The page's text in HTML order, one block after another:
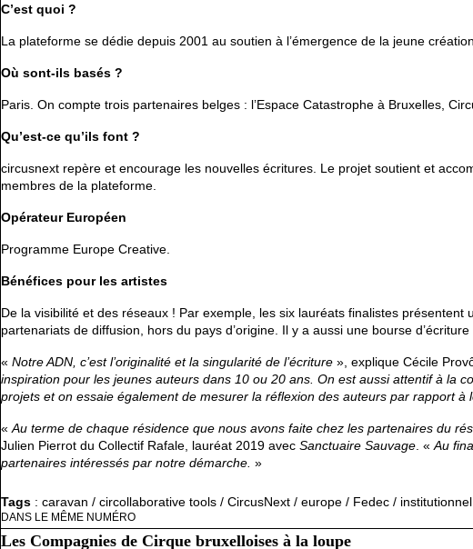
C’est quoi ?
La plateforme se dédie depuis 2001 au soutien à l’émergence de la jeune
Où sont-ils basés ?
Paris. On compte trois partenaires belges : l’Espace Catastrophe à Bruxelles,
Qu’est-ce qu’ils font ?
circusnext repère et encourage les nouvelles écritures. Le projet soutient et
membres de la plateforme.
Opérateur Européen
Programme Europe Creative.
Bénéfices pour les artistes
De la visibilité et des réseaux ! Par exemple, les six lauréats finalistes
partenariats de diffusion, hors du pays d’origine. Il y a aussi une bourse
« Notre ADN, c’est l’originalité et la singularité de l’écriture », explique Cécile
inspiration pour les jeunes auteurs dans 10 ou 20 ans. On est aussi attentif à la
projets et on essaie également de mesurer la réflexion des auteurs par rapport à
« Au terme de chaque résidence que nous avons faite chez les partenaires du
Julien Pierrot du Collectif Rafale, lauréat 2019 avec Sanctuaire Sauvage . « Au
partenaires intéressés par notre démarche. »
Tags : caravan / circollaborative tools / CircusNext / europe / Fedec / institutionnel
DANS LE MÊME NUMÉRO
Les Compagnies de Cirque bruxelloises à la loupe